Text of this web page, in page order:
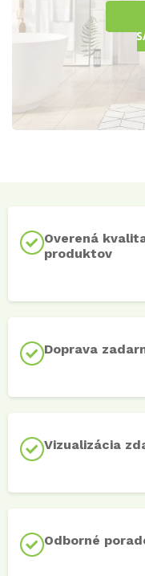
Overená
produktov
Doprava
Vizualizácia
Odborné